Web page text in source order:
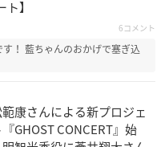
】
6コメント
！ 藍ちゃんのおかげで塞ぎ込
範康さんによる新プロジェ
GHOST CONCERT』始